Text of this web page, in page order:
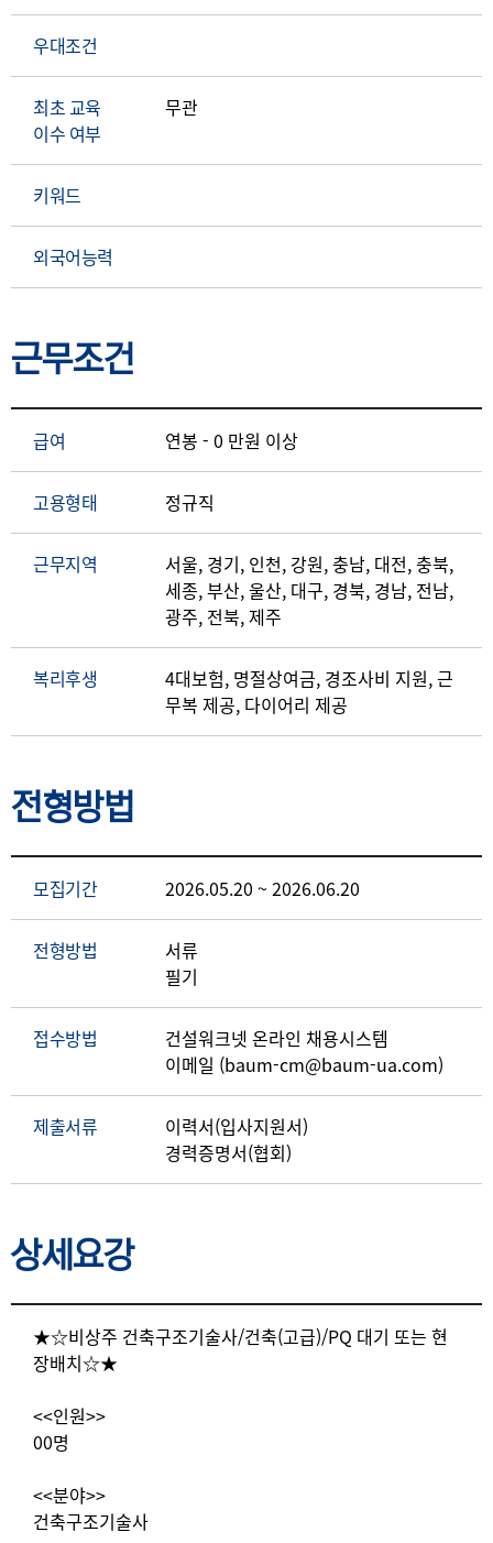
우대조건
최초 교육
이수 여부
무관
키워드
외국어능력
근무조건
급여 연봉 - 0 만원 이상
고용형태 정규직
근무지역
서울, 경기, 인천, 강원, 충남, 대전, 충북,
세종, 부산, 울산, 대구, 경북, 경남, 전남,
광주, 전북, 제주
복리후생
4대보험, 명절상여금, 경조사비 지원, 근
무복 제공, 다이어리 제공
전형방법
모집기간 2026.05.20 ~ 2026.06.20
전형방법
서류
필기
접수방법
건설워크넷 온라인 채용시스템
이메일 (baum-cm@baum-ua.com)
제출서류
이력서(입사지원서)
경력증명서(협회)
상세요강
상세요강
★☆비상주 건축구조기술사/건축(고급)/PQ 대기 또는 현
장배치☆★
<<인원>>
00명
<<분야>>
건축구조기술사